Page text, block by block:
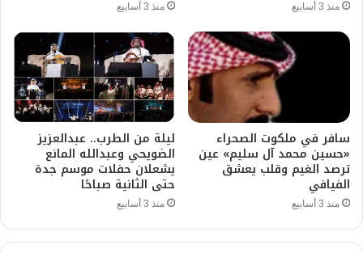
منذ 3 أسابيع منذ 3 أسابيع
سافر في ملكوت الصحراء
«حسين محمد آل سليم» عين
ترصد الغيم وقلب يعشق
الفيافي
منذ 3 أسابيع
ليلة من الطرب.. عبدالعزيز
الضويحي وعبدالله المانع
يشعلان حفلات موسم جدة
حتى الثانية صباحًا
منذ 3 أسابيع